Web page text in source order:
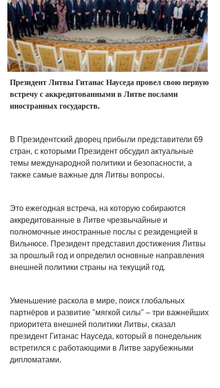
Президент Литвы Гитанас Науседа провел свою первую
встречу с аккредитованными в Литве послами
иностранных государств.
В Президентский дворец прибыли представители 69
стран, с которыми Президент обсудил актуальные
темы международной политики и безопасности, а
также самые важные для Литвы вопросы.
Это ежегодная встреча, на которую собираются
аккредитованные в Литве чрезвычайные и
полномочные иностранные послы с резиденцией в
Вильнюсе. Президент представил достижения Литвы
за прошлый год и определил основные направления
внешней политики страны на текущий год.
Уменьшение раскола в мире, поиск глобальных
партнёров и развитие "мягкой силы" – три важнейших
приоритета внешней политики Литвы, сказал
президент Гитанас Науседа, который в понедельник
встретился с работающими в Литве зарубежными
дипломатами.